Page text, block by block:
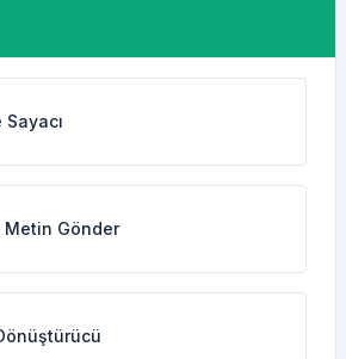
Sayacı
Metin Gönder